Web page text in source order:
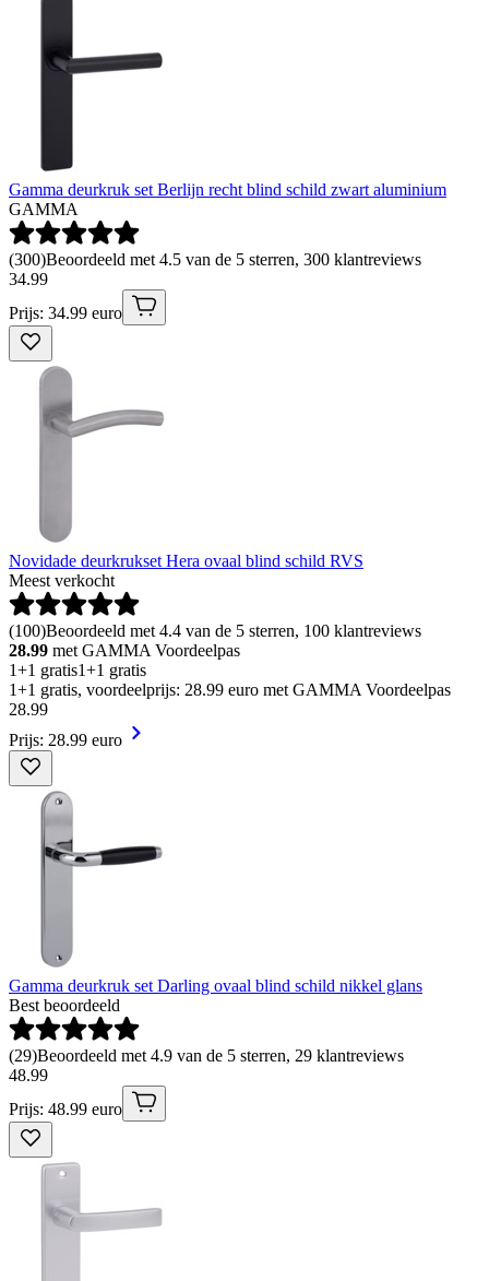
Gamma deurkruk set Berlijn recht blind schild zwart aluminium
GAMMA
(300)Beoordeeld met 4.5 van de 5 sterren, 300 klantreviews
34.99
Prijs: 34.99 euro
Novidade deurkrukset Hera ovaal blind schild RVS
Meest verkocht
(100)Beoordeeld met 4.4 van de 5 sterren, 100 klantreviews
28.99 met GAMMA Voordeelpas
1+1 gratis1+1 gratis
1+1 gratis, voordeelprijs: 28.99 euro met GAMMA Voordeelpas
28.99
Prijs: 28.99 euro
Gamma deurkruk set Darling ovaal blind schild nikkel glans
Best beoordeeld
(29)Beoordeeld met 4.9 van de 5 sterren, 29 klantreviews
48.99
Prijs: 48.99 euro